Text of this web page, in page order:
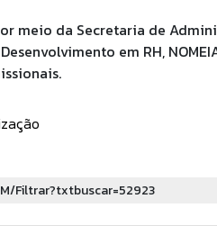
meio da Secretaria de
em RH,